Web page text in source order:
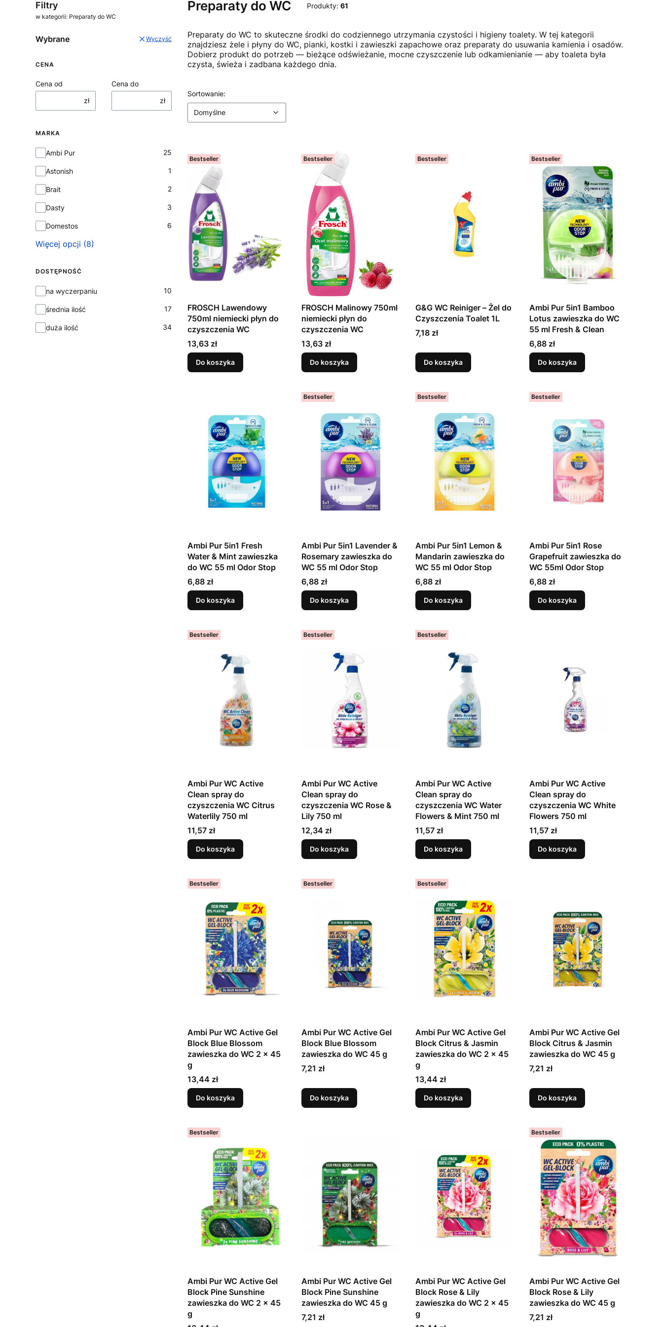
Filtry
w kategorii: Preparaty do WC
Wybrane Wyczyść
CENA
Cena od
zł
Cena do
zł
MARKA
Marka
Ambi Pur 25
Astonish 1
Brait 2
Dasty 3
Domestos 6
Więcej opcji (8)
DOSTĘPNOŚĆ
Dostępność
na wyczerpaniu 10
średnia ilość 17
duża ilość 34
Preparaty do WC Produkty: 61
Preparaty do WC to skuteczne środki do codziennego utrzymania czystości i higieny toalety. W tej kategorii
znajdziesz żele i płyny do WC, pianki, kostki i zawieszki zapachowe oraz preparaty do usuwania kamienia i osadów.
Dobierz produkt do potrzeb — bieżące odświeżanie, mocne czyszczenie lub odkamienianie — aby toaleta była
czysta, świeża i zadbana każdego dnia.
Lista produktów
Sortowanie:
Domyślne
Bestseller
FROSCH Lawendowy
750ml niemiecki płyn do
czyszczenia WC
Cena
13,63 zł
Do koszyka
Bestseller
FROSCH Malinowy 750ml
niemiecki płyn do
czyszczenia WC
Cena
13,63 zł
Do koszyka
Bestseller
G&G WC Reiniger – Żel do
Czyszczenia Toalet 1L
Cena
7,18 zł
Do koszyka
Bestseller
Ambi Pur 5in1 Bamboo
Lotus zawieszka do WC
55 ml Fresh & Clean
Cena
6,88 zł
Do koszyka
Ambi Pur 5in1 Fresh
Water & Mint zawieszka
do WC 55 ml Odor Stop
Cena
6,88 zł
Do koszyka
Bestseller
Ambi Pur 5in1 Lavender &
Rosemary zawieszka do
WC 55 ml Odor Stop
Cena
6,88 zł
Do koszyka
Bestseller
Ambi Pur 5in1 Lemon &
Mandarin zawieszka do
WC 55 ml Odor Stop
Cena
6,88 zł
Do koszyka
Bestseller
Ambi Pur 5in1 Rose
Grapefruit zawieszka do
WC 55ml Odor Stop
Cena
6,88 zł
Do koszyka
Bestseller
Ambi Pur WC Active
Clean spray do
czyszczenia WC Citrus
Waterlily 750 ml
Cena
11,57 zł
Do koszyka
Bestseller
Ambi Pur WC Active
Clean spray do
czyszczenia WC Rose &
Lily 750 ml
Cena
12,34 zł
Do koszyka
Bestseller
Ambi Pur WC Active
Clean spray do
czyszczenia WC Water
Flowers & Mint 750 ml
Cena
11,57 zł
Do koszyka
Ambi Pur WC Active
Clean spray do
czyszczenia WC White
Flowers 750 ml
Cena
11,57 zł
Do koszyka
Bestseller
Ambi Pur WC Active Gel
Block Blue Blossom
zawieszka do WC 2 x 45
g
Cena
13,44 zł
Do koszyka
Bestseller
Ambi Pur WC Active Gel
Block Blue Blossom
zawieszka do WC 45 g
Cena
7,21 zł
Do koszyka
Bestseller
Ambi Pur WC Active Gel
Block Citrus & Jasmin
zawieszka do WC 2 x 45
g
Cena
13,44 zł
Do koszyka
Ambi Pur WC Active Gel
Block Citrus & Jasmin
zawieszka do WC 45 g
Cena
7,21 zł
Do koszyka
Bestseller
Ambi Pur WC Active Gel
Block Pine Sunshine
zawieszka do WC 2 x 45
g
Ambi Pur WC Active Gel
Block Pine Sunshine
zawieszka do WC 45 g
Cena
7,21 zł
Ambi Pur WC Active Gel
Block Rose & Lily
zawieszka do WC 2 x 45
g
Bestseller
Ambi Pur WC Active Gel
Block Rose & Lily
zawieszka do WC 45 g
Cena
7,21 zł